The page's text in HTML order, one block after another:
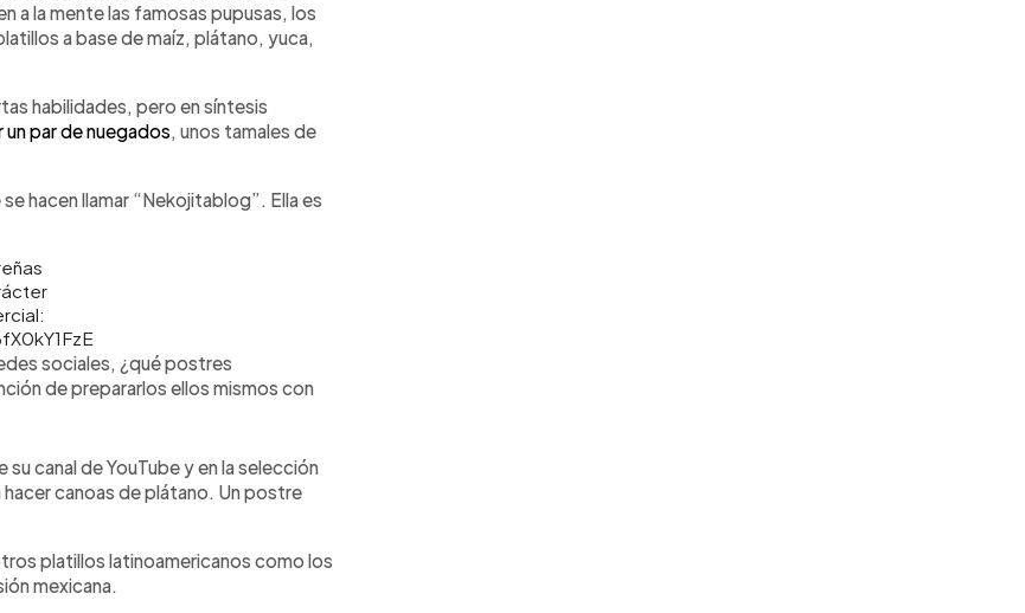
a la mente las famosas pupusas, los
a base de maíz, plátano, yuca,
habilidades, pero en síntesis
un par de nuegados, unos tamales de
hacen llamar “Nekojitablog”. Ella es
sociales, ¿qué postres
de prepararlos ellos mismos con
canal de YouTube y en la selección
canoas de plátano. Un postre
platillos latinoamericanos como los
mexicana.